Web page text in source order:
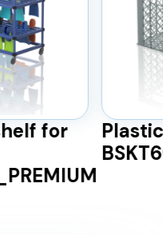
for
Plastic